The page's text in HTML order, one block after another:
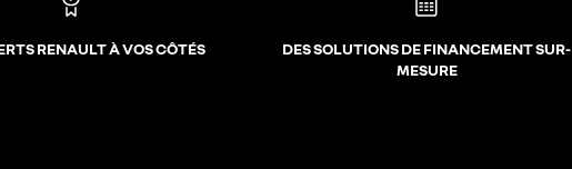
RENAULT À VOS CÔTÉS
DES SOLUTIONS DE FINANCEMENT SUR-
MESURE